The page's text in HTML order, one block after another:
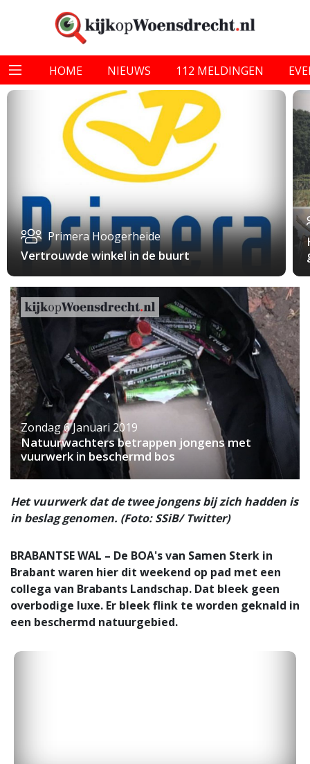
HOME NIEUWS 112 MELDINGEN
Primera Hoogerheide
Vertrouwde winkel in de buurt
Zondag 6 Januari 2019
Natuurwachters betrappen jongens met
vuurwerk in beschermd bos
Het vuurwerk dat de twee jongens bij zich hadden is
in beslag genomen. (Foto: SSiB/ Twitter)
BRABANTSE WAL – De BOA's van Samen Sterk in
Brabant waren hier dit weekend op pad met een
collega van Brabants Landschap. Dat bleek geen
overbodige luxe. Er bleek flink te worden geknald in
een beschermd natuurgebied.